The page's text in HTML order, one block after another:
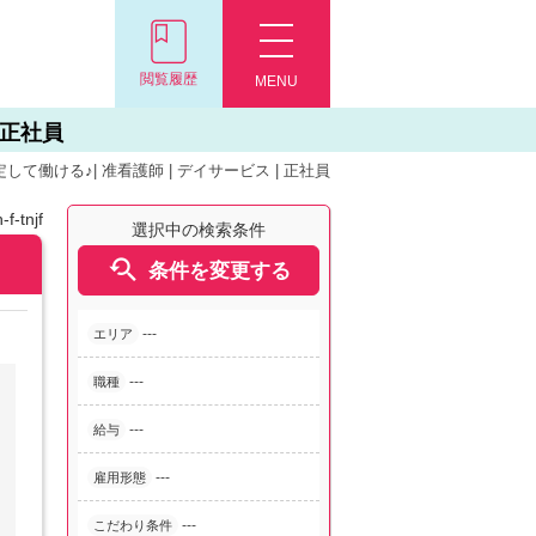
MENU
閲覧履歴
社員
して働ける♪| 准看護師 | デイサービス | 正社員
選択中の検索条件
 条件を変更する
エリア ---
職種 ---
給与 ---
雇用形態 ---
こだわり条件 ---
f-tnjf